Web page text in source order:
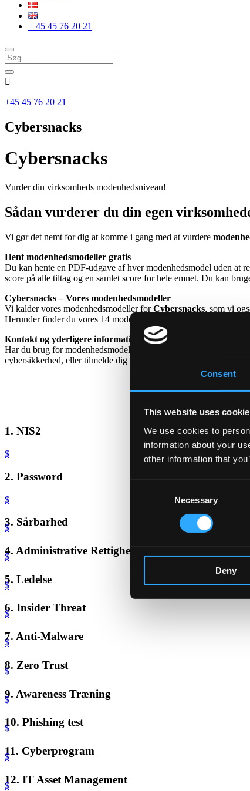
Consent
This website uses
We use cookies to
information about your
other information that
Necessary
Deny
+ 45 45 76 20 21

+45 45 76 20 21
Cybersnacks
Cybersnacks
Vurder din virksomheds modenhedsniveau!
Sådan vurderer du din egen
Vi gør det nemt for dig at komme i gang med at vurdere
Hent modenhedsmodeller gratis
Du kan hente en PDF-udgave af hver modenhedsmodel uden at
score på alle tiltag og en samlet score for hele emnet. Du kan
Cybersnacks – Vores modenhedsmodeller
Vi kalder vores modenhedsmodeller forCybersnacks, som vi
Herunder finder du vores 14 modenhedsmodeller. Listen er ikke
Kontakt og yderligere information
Har du brug for modenhedsmodeller, som ikke er at finde på
cybersikkerhed, eller tilmelde dig vores
1. NIS2
$
2. Password
$
3. Sårbarhed
$
4. Administrative Rettigheder
$
5. Ledelse
$
6. Insider Threat
$
7. Anti-Malware
$
8. Zero Trust
$
9. Awareness Træning
$
10. Phishing test
$
11. Cyberprogram
$
12. IT Asset Management
$